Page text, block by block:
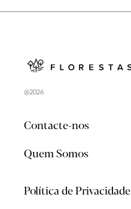
@2026
Contacte-nos
Quem Somos
Política de Privacidade